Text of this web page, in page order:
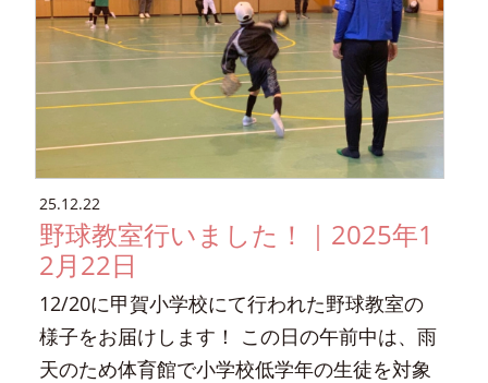
25.12.22
野球教室行いました！｜2025年1
2月22日
12/20に甲賀小学校にて行われた野球教室の
様子をお届けします！ この日の午前中は、雨
天のため体育館で小学校低学年の生徒を対象